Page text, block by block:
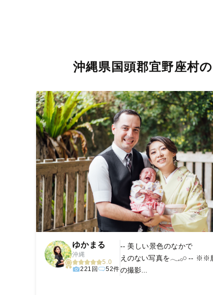
丁寧なレタッチで思い出を美しく仕上げます
に。きっと「こんな写真を撮ってほしかった！」と
沖縄県国頭郡宜野座村
ゆかまる
沖縄
5.0
221回
52件
-- 美しい景色のなかで
えのない写真を𓂃𓈒𓂂𓏸 -- ※※
の撮影...